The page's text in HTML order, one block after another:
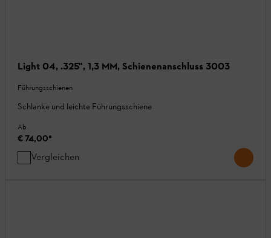
Light 04, .325", 1,3 MM, Schienenanschluss 3003
Führungsschienen
Schlanke und leichte Führungsschiene
Ab
€ 74,00*
Vergleichen